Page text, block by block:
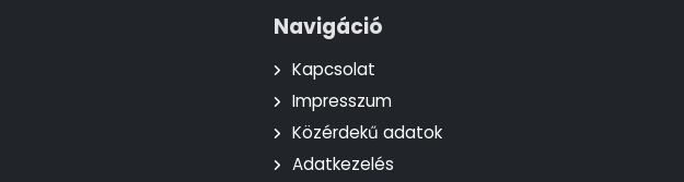
Navigáció
Kapcsolat
Impresszum
Közérdekű adatok
Adatkezelés